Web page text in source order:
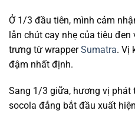
Ở 1/3 đầu tiên, mình cảm
lẫn chút cay nhẹ của tiêu
trưng từ wrapperSumatra. Vị
đậm nhất định.
Sang 1/3 giữa, hương vị phát
socola đắng bắt đầu xuất